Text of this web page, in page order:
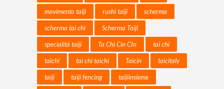
movimento taiji rushi taiji scherma
scherma tai chi Scherma Taiji
specialità taiji Ta Chi Cin CIn tai chi
taichi tai chi taichi Taicin taicitaly
taiji taiji fencing taijiinsieme